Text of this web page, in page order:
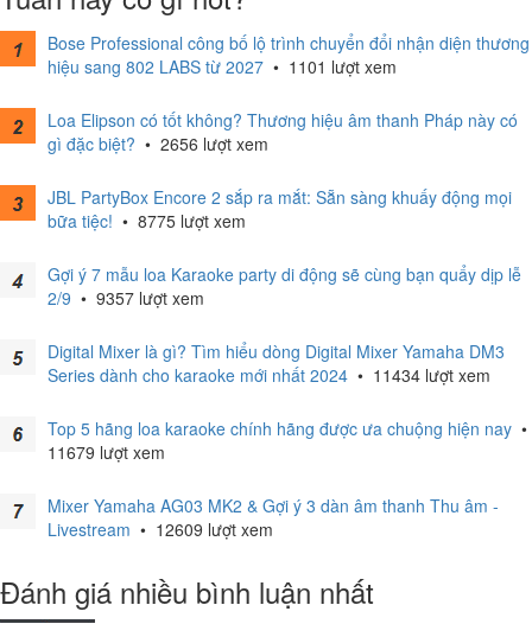
Bose Professional công bố lộ trình chuyển đổi nhận diện thương
hiệu sang 802 LABS từ 2027 • 1101 lượt xem
Loa Elipson có tốt không? Thương hiệu âm thanh Pháp này có
gì đặc biệt? • 2656 lượt xem
JBL PartyBox Encore 2 sắp ra mắt: Sẵn sàng khuấy động mọi
bữa tiệc! • 8775 lượt xem
Gợi ý 7 mẫu loa Karaoke party di động sẽ cùng bạn quẩy dịp lễ
2/9 • 9357 lượt xem
Digital Mixer là gì? Tìm hiểu dòng Digital Mixer Yamaha DM3
Series dành cho karaoke mới nhất 2024 • 11434 lượt xem
Top 5 hãng loa karaoke chính hãng được ưa chuộng hiện nay •
11679 lượt xem
Mixer Yamaha AG03 MK2 & Gợi ý 3 dàn âm thanh Thu âm -
Livestream • 12609 lượt xem
Đánh giá nhiều bình luận nhất